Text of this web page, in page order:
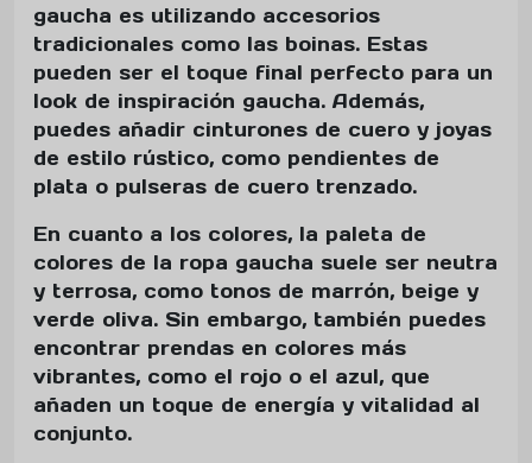
gaucha es utilizando accesorios
tradicionales como las boinas. Estas
pueden ser el toque final perfecto para un
look de inspiración gaucha. Además,
puedes añadir cinturones de cuero y joyas
de estilo rústico, como pendientes de
plata o pulseras de cuero trenzado.
En cuanto a los colores, la paleta de
colores de la ropa gaucha suele ser neutra
y terrosa, como tonos de marrón, beige y
verde oliva. Sin embargo, también puedes
encontrar prendas en colores más
vibrantes, como el rojo o el azul, que
añaden un toque de energía y vitalidad al
conjunto.